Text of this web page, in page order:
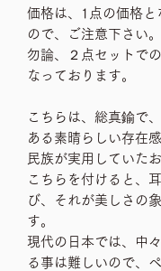
価格は、1点の価格と
ので、ご注意下さい。
勿論、２点セットで
なっております。
こちらは、総真鍮で
ある素晴らしい存在感
民族が実用していた
こちらを付けると、
び、それが美しさの
す。
現代の日本では、中
る事は難しいので、